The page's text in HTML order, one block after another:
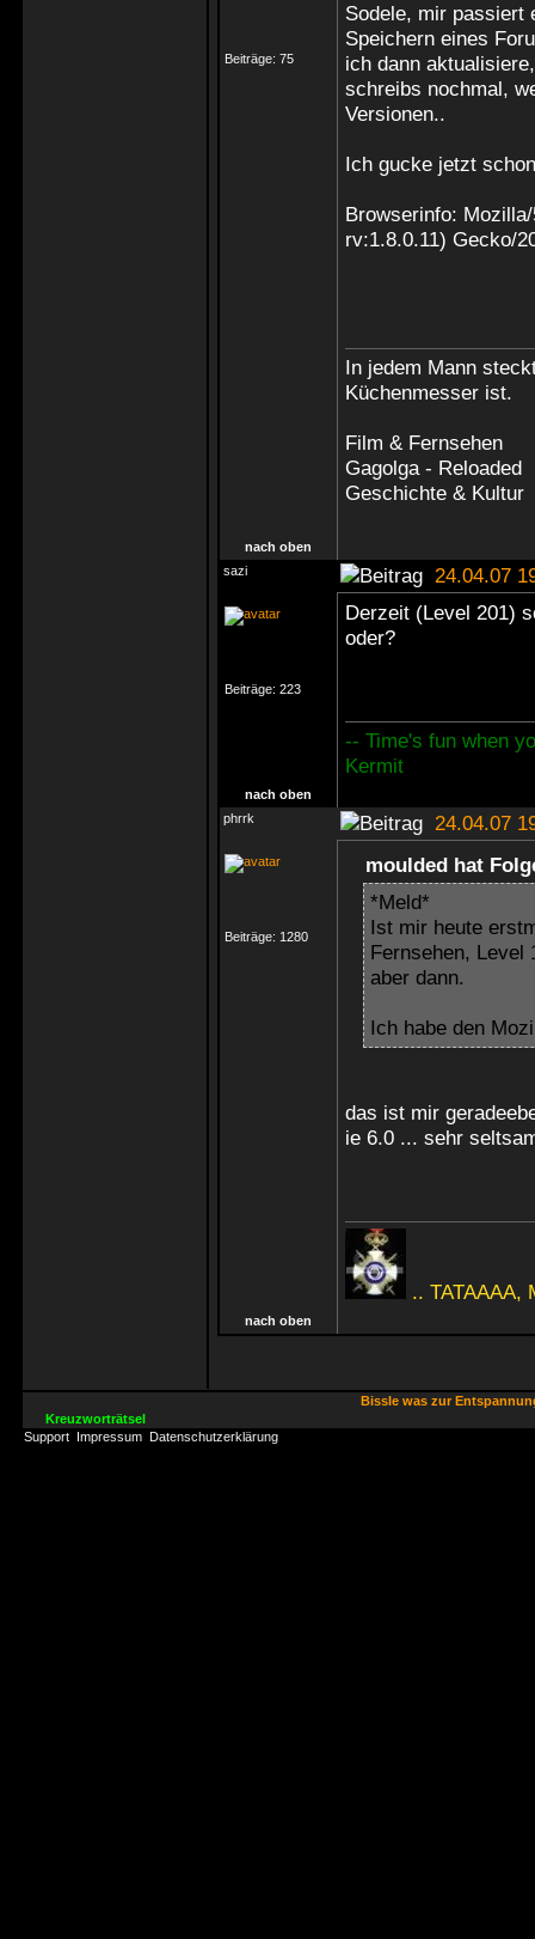
Beiträge: 75
Sodele, mir passiert
Speichern eines
ich dann
schreibs nochmal,
Versionen..
Ich gucke jetzt
Browserinfo:
rv:1.8.0.11) Gecko/
In jedem Mann
Küchenmesser ist.
Film & Fernsehen
Gagolga -
Geschichte &
nach oben
sazi
24.04.07
Beiträge: 223
Derzeit (Level 201)
oder?
-- Time's fun when
Kermit
nach oben
phrrk
24.04.07
Beiträge: 1280
moulded hat
*Meld*
Ist mir heute
Fernsehen, Level
aber dann.
Ich habe den
das ist mir
ie 6.0 ... sehr
.. TATAAAA,
nach oben
Bissle was zur
Kreuzworträtsel
Support Impressum Datenschutzerklärung